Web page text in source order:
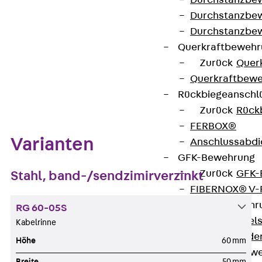
Zurück
Zurück
FERBOX®
GFK-Bewehrung
Zurück
FIBERNOX® V-
Varianten
Stahl, band-/sendzimirverzinkt
RG 60-05S
Kabelrinne
Höhe 60 mm